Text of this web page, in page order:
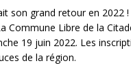
son grand retour en 2022 !
Commune Libre de la
19 juin 2022. Les
de la région.